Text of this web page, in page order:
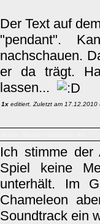
Der Text auf
"pendant".
nachschauen.
er da trägt.
lassen...
1x editiert. Zuletzt am 17.12.2010
Ich stimme
Spiel keine
unterhält. Im
Chameleon
Soundtrack ein